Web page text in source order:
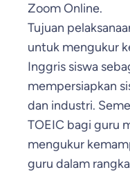
Zoom Online.
Tujuan
untuk mengukur
Inggris siswa
mempersiapkan
dan industri.
TOEIC bagi guru
mengukur
guru dalam